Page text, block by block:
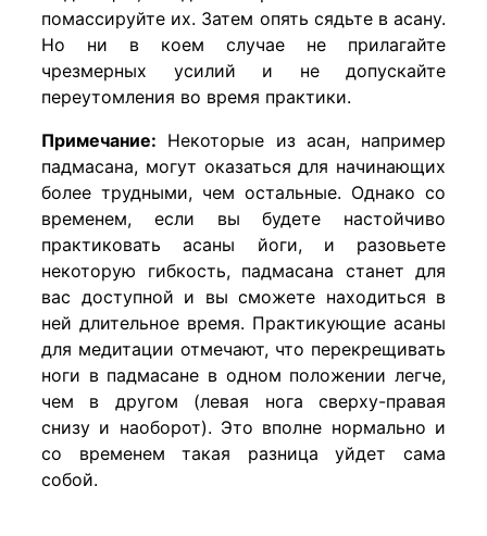
помассируйте их. Затем опять сядьте в асану.
Но ни в коем случае не прилагайте
чрезмерных усилий и не допускайте
переутомления во время практики.
Примечание: Некоторые из асан, например
падмасана, могут оказаться для начинающих
более трудными, чем остальные. Однако со
временем, если вы будете настойчиво
практиковать асаны йоги, и разовьете
некоторую гибкость, падмасана станет для
вас доступной и вы сможете находиться в
ней длительное время. Практикующие асаны
для медитации отмечают, что перекрещивать
ноги в падмасане в одном положении легче,
чем в другом (левая нога сверху-правая
снизу и наоборот). Это вполне нормально и
со временем такая разница уйдет сама
собой.